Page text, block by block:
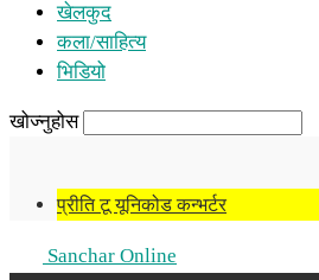
खेलकुद
कला/साहित्य
भिडियो
खोज्नुहोस
प्रीति टू यूनिकोड कन्भर्टर
Sanchar Online